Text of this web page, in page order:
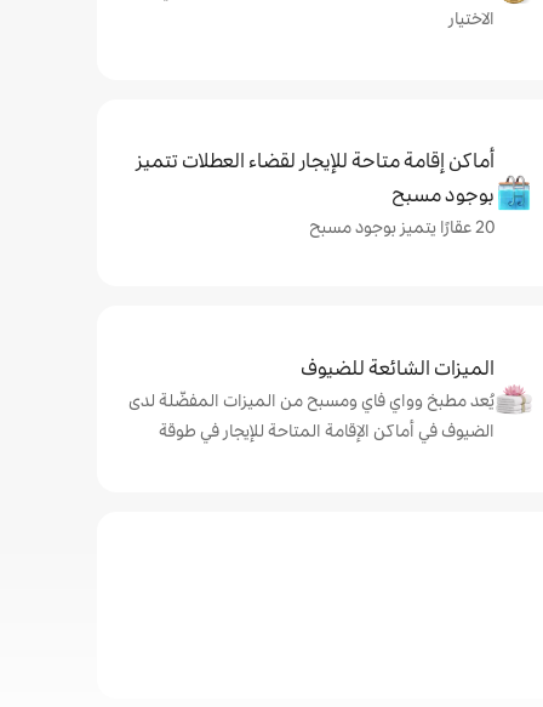
الاختيار
أماكن إقامة متاحة للإيجار لقضاء العطلات تتميز
بوجود مسبح
20 عقارًا يتميز بوجود مسبح
الميزات الشائعة للضيوف
يُعد مطبخ وواي فاي ومسبح من الميزات المفضّلة لدى
الضيوف في أماكن الإقامة المتاحة للإيجار في طوقة